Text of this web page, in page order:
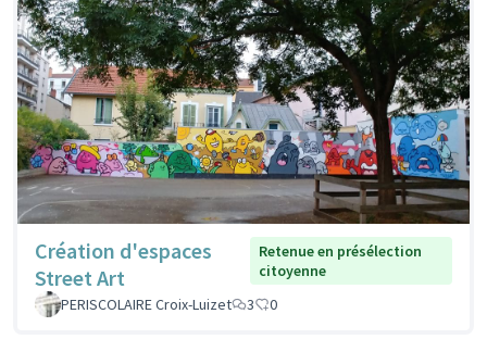
Création d'espaces
Street Art
Retenue en présélection
citoyenne
PERISCOLAIRE Croix-Luizet
3 0